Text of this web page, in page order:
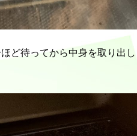
ど待ってから中身を取り出